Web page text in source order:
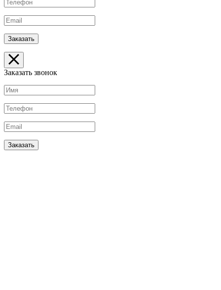
Заказать звонок